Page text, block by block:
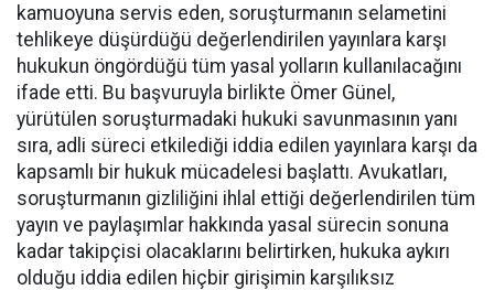
kamuoyuna servis eden, soruşturmanın selametini
tehlikeye düşürdüğü değerlendirilen yayınlara karşı
hukukun öngördüğü tüm yasal yolların kullanılacağını
ifade etti. Bu başvuruyla birlikte Ömer Günel,
yürütülen soruşturmadaki hukuki savunmasının yanı
sıra, adli süreci etkilediği iddia edilen yayınlara karşı da
kapsamlı bir hukuk mücadelesi başlattı. Avukatları,
soruşturmanın gizliliğini ihlal ettiği değerlendirilen tüm
yayın ve paylaşımlar hakkında yasal sürecin sonuna
kadar takipçisi olacaklarını belirtirken, hukuka aykırı
olduğu iddia edilen hiçbir girişimin karşılıksız